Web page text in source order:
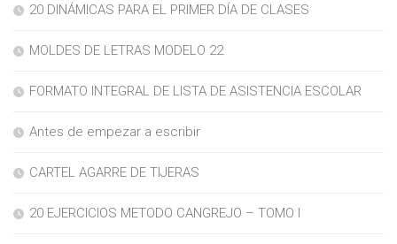
20 DINÁMICAS PARA EL PRIMER DÍA DE CLASES
MOLDES DE LETRAS MODELO 22
FORMATO INTEGRAL DE LISTA DE ASISTENCIA ESCOLAR
Antes de empezar a escribir
CARTEL AGARRE DE TIJERAS
20 EJERCICIOS METODO CANGREJO – TOMO I